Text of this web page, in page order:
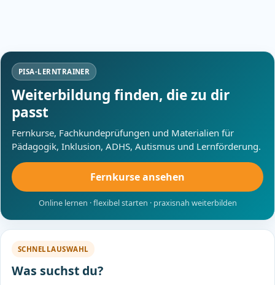
PISA-LERNTRAINER
Weiterbildung finden, die zu dir
passt
Fernkurse, Fachkundeprüfungen und Materialien für
Pädagogik, Inklusion, ADHS, Autismus und Lernförderung.
Fernkurse ansehen
Online lernen · flexibel starten · praxisnah weiterbilden
SCHNELLAUSWAHL
Was suchst du?